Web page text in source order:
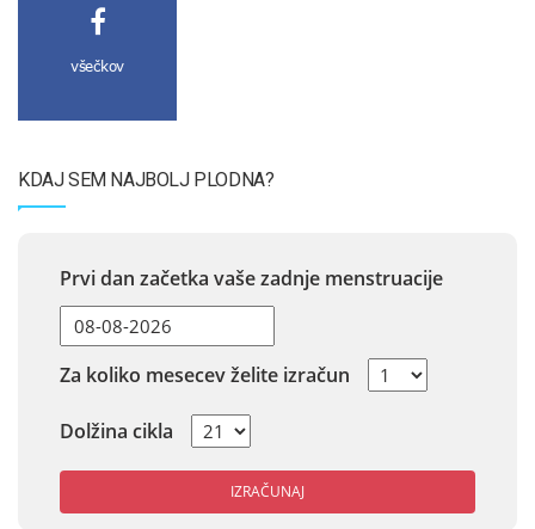
všečkov
KDAJ SEM NAJBOLJ PLODNA?
Prvi dan začetka vaše zadnje menstruacije
Za koliko mesecev želite izračun
Dolžina cikla
IZRAČUNAJ